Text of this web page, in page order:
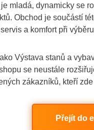
mladá, dynamicky se
Obchod je součástí
a komfort při
Výstava stanů a
se neustále
zákazníků, kteří
Přejít do